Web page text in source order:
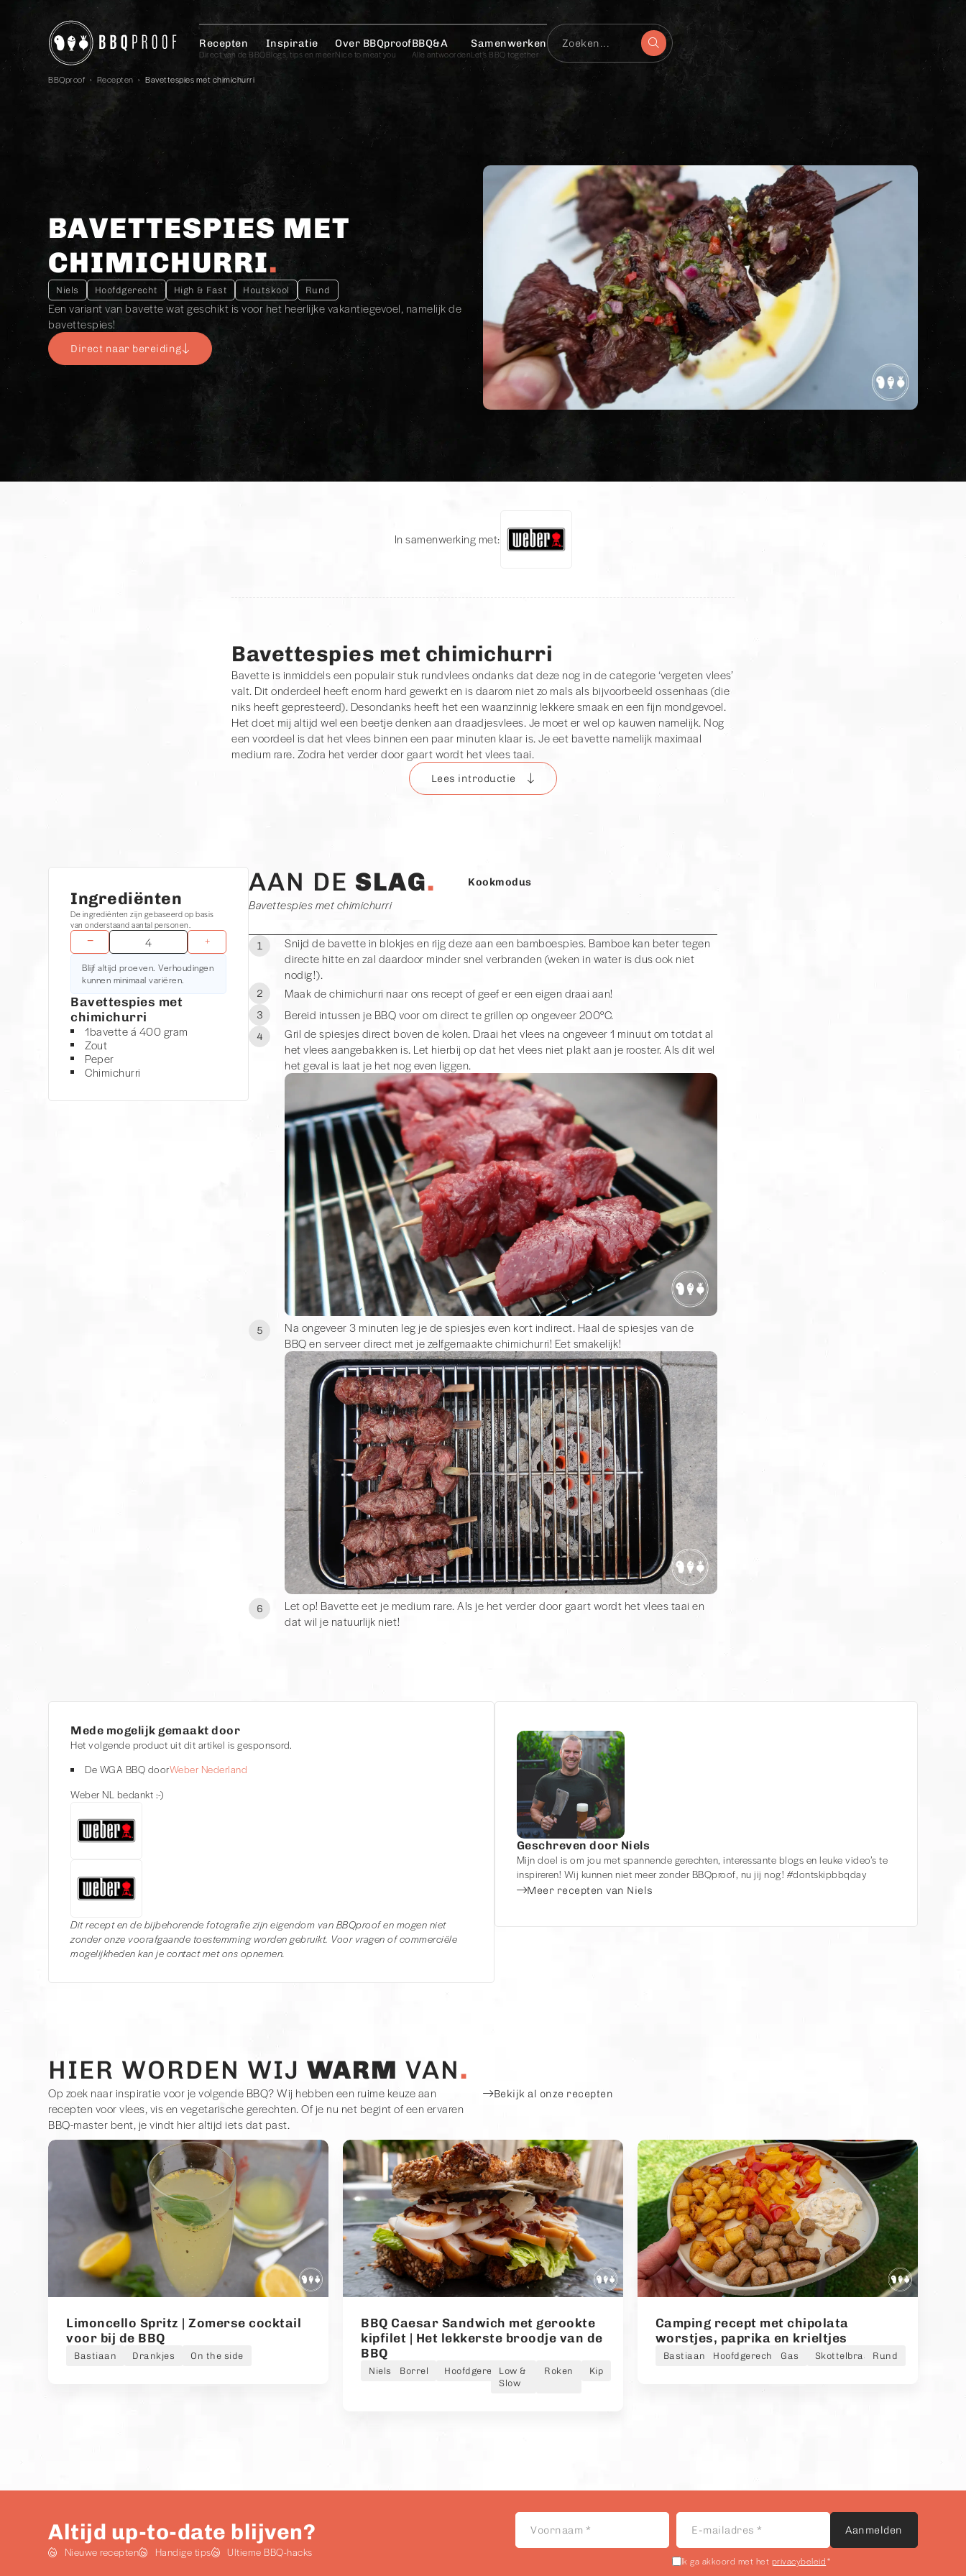
Recepten
Direct van de BBQ
Inspiratie
Blogs, tips en meer
Over BBQproof
Nice to meat you
BBQ&A
Alle antwoorden
Samenwerken
Let’s BBQ together
BBQproof › Recepten › Bavettespies met chimichurri
BAVETTESPIES MET
CHIMICHURRI
Niels Hoofdgerecht High & Fast Houtskool Rund
Een variant van bavette wat geschikt is voor het heerlijke vakantiegevoel, namelijk de
bavettespies!
Direct naar bereiding
In samenwerking met:
Bavettespies met chimichurri
Bavette is inmiddels een populair stuk rundvlees ondanks dat deze nog in de categorie ‘vergeten vlees’
valt. Dit onderdeel heeft enorm hard gewerkt en is daarom niet zo mals als bijvoorbeeld ossenhaas (die
niks heeft gepresteerd). Desondanks heeft het een waanzinnig lekkere smaak en een fijn mondgevoel.
Het doet mij altijd wel een beetje denken aan draadjesvlees. Je moet er wel op kauwen namelijk. Nog
een voordeel is dat het vlees binnen een paar minuten klaar is. Je eet bavette namelijk maximaal
medium rare. Zodra het verder door gaart wordt het vlees taai.
Lees introductie
rundvlees smaak alleen maar versterkt in plaats van maskeert. Dubbel plezier dus!
Ingrediënten
De ingrediënten zijn gebaseerd op basis
van onderstaand aantal personen.
− +
Blijf altijd proeven. Verhoudingen
kunnen minimaal variëren.
Bavettespies met
chimichurri
1bavette á 400 gram
Zout
Peper
Chimichurri
AAN DE SLAG Kookmodus
Bavettespies met chimichurri
1
Snijd de bavette in blokjes en rijg deze aan een bamboespies. Bamboe kan beter tegen
directe hitte en zal daardoor minder snel verbranden (weken in water is dus ook niet
nodig!).
2 Maak de chimichurri naar ons recept of geef er een eigen draai aan!
3 Bereid intussen je BBQ voor om direct te grillen op ongeveer 200°C.
4
Gril de spiesjes direct boven de kolen. Draai het vlees na ongeveer 1 minuut om totdat al
het vlees aangebakken is. Let hierbij op dat het vlees niet plakt aan je rooster. Als dit wel
het geval is laat je het nog even liggen.
5
Na ongeveer 3 minuten leg je de spiesjes even kort indirect. Haal de spiesjes van de
BBQ en serveer direct met je zelfgemaakte chimichurri! Eet smakelijk!
6
Let op! Bavette eet je medium rare. Als je het verder door gaart wordt het vlees taai en
dat wil je natuurlijk niet!
Mede mogelijk gemaakt door
Het volgende product uit dit artikel is gesponsord.
De WGA BBQ doorWeber Nederland
Weber NL bedankt :-)
Dit recept en de bijbehorende fotografie zijn eigendom van BBQproof en mogen niet
zonder onze voorafgaande toestemming worden gebruikt. Voor vragen of commerciële
mogelijkheden kan je contact met ons opnemen.
Geschreven door Niels
Mijn doel is om jou met spannende gerechten, interessante blogs en leuke video’s te
inspireren! Wij kunnen niet meer zonder BBQproof, nu jij nog! #dontskipbbqday
Meer recepten van Niels
HIER WORDEN WIJWARM VAN
Op zoek naar inspiratie voor je volgende BBQ? Wij hebben een ruime keuze aan
recepten voor vlees, vis en vegetarische gerechten. Of je nu net begint of een ervaren
BBQ-master bent, je vindt hier altijd iets dat past.
Bekijk al onze recepten
Limoncello Spritz | Zomerse cocktail
voor bij de BBQ
Bastiaan Drankjes On the side
BBQ Caesar Sandwich met gerookte
kipfilet | Het lekkerste broodje van de
BBQ
Niels Borrel HoofdgerechtLow &
Slow
Roken Kip
Camping recept met chipolata
worstjes, paprika en krieltjes
Bastiaan Hoofdgerecht Gas Skottelbraai Rund
Altijd up-to-date blijven?
Nieuwe recepten Handige tips Ultieme BBQ-hacks
Voornaam
E-
mailadres
*
Ik ga akkoord met het privacybeleid*